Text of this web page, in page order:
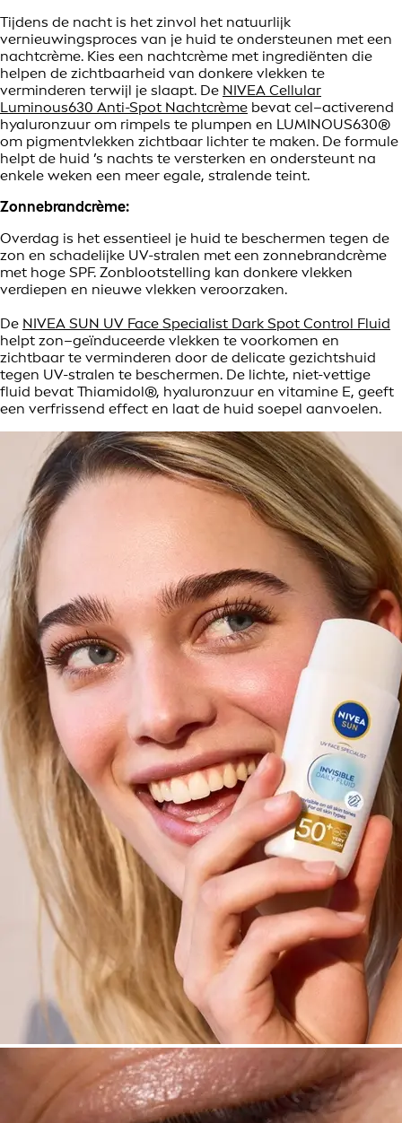
Tijdens de nacht is het zinvol het natuurlijk
vernieuwingsproces van je huid te ondersteunen met een
nachtcrème. Kies een nachtcrème met ingrediënten die
helpen de zichtbaarheid van donkere vlekken te
verminderen terwijl je slaapt. De NIVEA Cellular
Luminous630 Anti-Spot Nachtcrème bevat cel–activerend
hyaluronzuur om rimpels te plumpen en LUMINOUS630®
om pigmentvlekken zichtbaar lichter te maken. De formule
helpt de huid ’s nachts te versterken en ondersteunt na
enkele weken een meer egale, stralende teint.
Zonnebrandcrème:
Overdag is het essentieel je huid te beschermen tegen de
zon en schadelijke UV-stralen met een zonnebrandcrème
met hoge SPF. Zonblootstelling kan donkere vlekken
verdiepen en nieuwe vlekken veroorzaken.
De NIVEA SUN UV Face Specialist Dark Spot Control Fluid
helpt zon–geïnduceerde vlekken te voorkomen en
zichtbaar te verminderen door de delicate gezichtshuid
tegen UV-stralen te beschermen. De lichte, niet-vettige
fluid bevat Thiamidol®, hyaluronzuur en vitamine E, geeft
een verfrissend effect en laat de huid soepel aanvoelen.